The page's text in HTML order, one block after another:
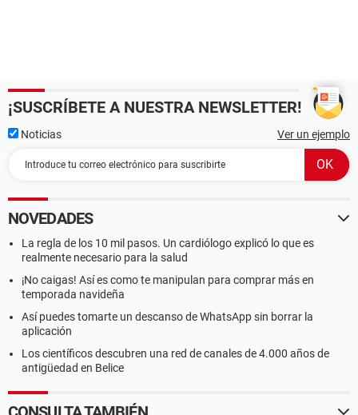
¡SUSCRÍBETE A NUESTRA NEWSLETTER!
Noticias Ver un ejemplo
NOVEDADES
La regla de los 10 mil pasos. Un cardiólogo explicó lo que es
realmente necesario para la salud
¡No caigas! Así es como te manipulan para comprar más en
temporada navideña
Así puedes tomarte un descanso de WhatsApp sin borrar la
aplicación
Los científicos descubren una red de canales de 4.000 años de
antigüedad en Belice